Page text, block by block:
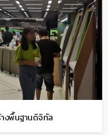
งพื้นฐานดิจิทัล